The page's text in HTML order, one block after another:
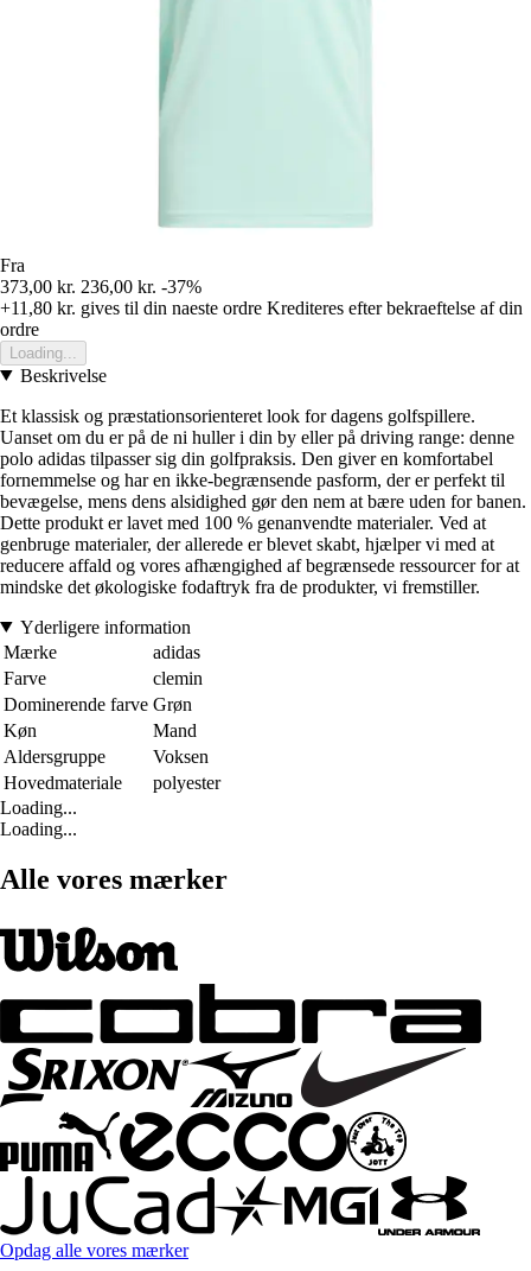
Fra
373,00 kr. 236,00 kr. -37%
+11,80 kr. gives til din naeste ordre Krediteres efter bekraeftelse af din
ordre
Loading...
Beskrivelse
Et klassisk og præstationsorienteret look for dagens golfspillere.
Uanset om du er på de ni huller i din by eller på driving range: denne
polo adidas tilpasser sig din golfpraksis. Den giver en komfortabel
fornemmelse og har en ikke-begrænsende pasform, der er perfekt til
bevægelse, mens dens alsidighed gør den nem at bære uden for banen.
Dette produkt er lavet med 100 % genanvendte materialer. Ved at
genbruge materialer, der allerede er blevet skabt, hjælper vi med at
reducere affald og vores afhængighed af begrænsede ressourcer for at
mindske det økologiske fodaftryk fra de produkter, vi fremstiller.
Yderligere information
Mærke
adidas
Farve
clemin
Dominerende farve Grøn
Køn
Mand
Aldersgruppe
Voksen
Hovedmateriale
polyester
Loading...
Loading...
Alle vores mærker
Opdag alle vores mærker